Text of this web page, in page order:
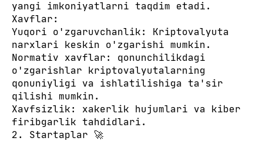
yangi imkoniyatlarni taqdim etadi.
Xavflar:
Yuqori o'zgaruvchanlik: Kriptovalyuta
narxlari keskin o'zgarishi mumkin.
Normativ xavflar: qonunchilikdagi
o'zgarishlar kriptovalyutalarning
qonuniyligi va ishlatilishiga ta'sir
qilishi mumkin.
Xavfsizlik: xakerlik hujumlari va kiber
firibgarlik tahdidlari.
2. Startaplar 🚀